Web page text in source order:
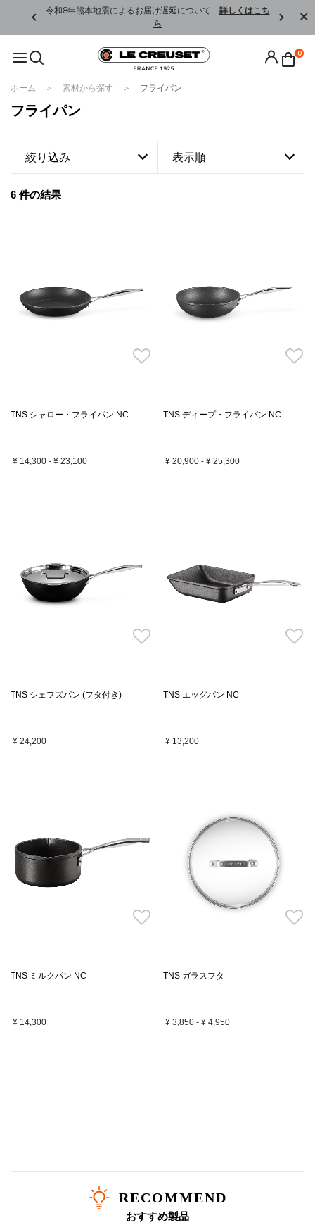
令和8年熊本地震によるお届け遅延について 詳しくはこち
ら
0
ホーム 素材から探す フライパン
フライパン
絞り込み 表示順
6 件の結果
TNS シャロー・フライパン NC
¥ 14,300 - ¥ 23,100
TNS ディープ・フライパン NC
¥ 20,900-¥ 25,300
TNS シェフズパン (フタ付き)
¥ 24,200
TNS エッグパン NC
¥ 13,200
TNS ミルクパン NC
¥ 14,300
TNS ガラスフタ
¥ 3,850-¥ 4,950
RECOMMEND
おすすめ製品